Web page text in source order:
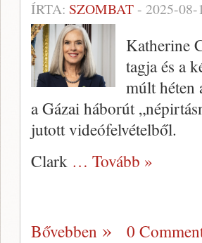
ÍRTA: SZOMBAT- 2025-08-
Katherine
tagja és a
múlt héten
a Gázai háborút
jutott videófelvételből.
Clark … Tovább »
Bővebben 0